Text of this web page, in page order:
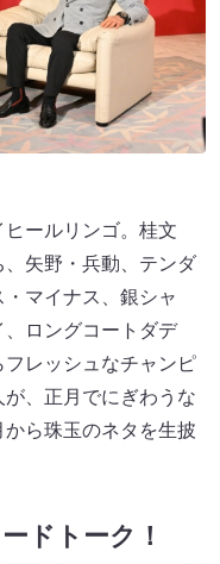
ールリンゴ。桂文
矢野・兵動、テンダ
マイナス、銀シャ
、ロングコートダデ
レッシュなチャンピ
、正月でにぎわうな
ら珠玉のネタを生披
ドトーク！